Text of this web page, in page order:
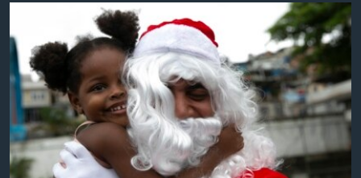
ອິດສະຫຼະພາບດ້ານການຂ່າວ
ຊີວິດຊາວລາວ
ຊຸມຊົນຊາວລາວ
ວິທະຍາສາດ-ເທັກໂນໂລຈີ
ທຸລະກິດ
ພາສາອັງກິດ